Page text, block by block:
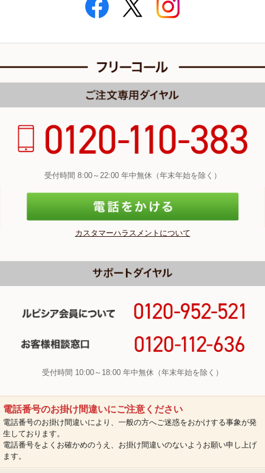
受付時間 8:00～22:00 年中無休（年末年始を除く）
カスタマーハラスメントについて
受付時間 10:00～18:00 年中無休（年末年始を除く）
電話番号のお掛け間違いにご注意ください
電話番号のお掛け間違いにより、一般の方へご迷惑をおかけする事象が発
生しております。
電話番号をよくお確かめのうえ、お掛け間違いのないようお願い申し上げ
ます。